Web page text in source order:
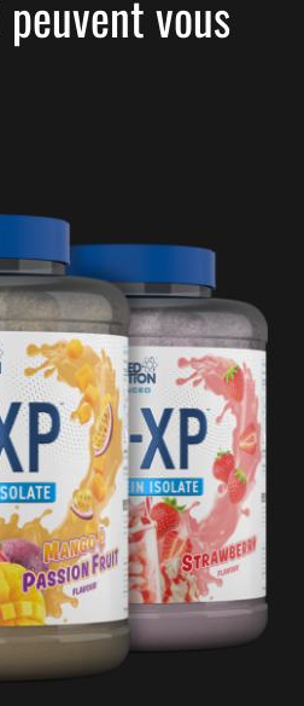
vous
OPTIONS CE
PRODUIT
A
PLUSIEURS
VARIATIONS.
LES
OPTIONS
PEUVENT
/